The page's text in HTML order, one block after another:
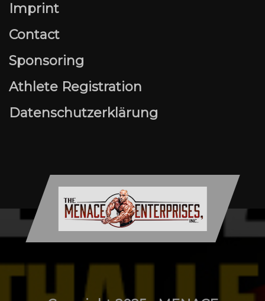
Imprint
Contact
Sponsoring
Athlete Registration
Datenschutzerklärung